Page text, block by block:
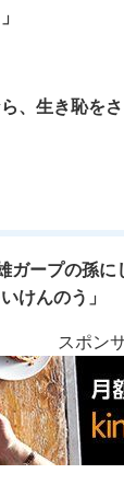
、生き恥をさ
ガープの孫に
けんのう」
スポン